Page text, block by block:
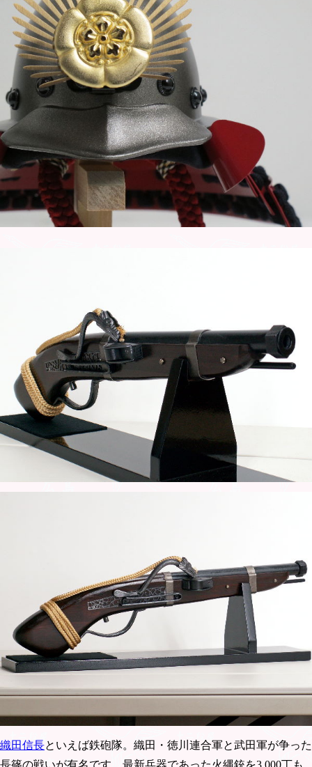
織田信長といえば鉄砲隊。織田・徳川連合軍と武田軍が争った
長篠の戦いが有名です。最新兵器であった火縄銃を3,000丁も